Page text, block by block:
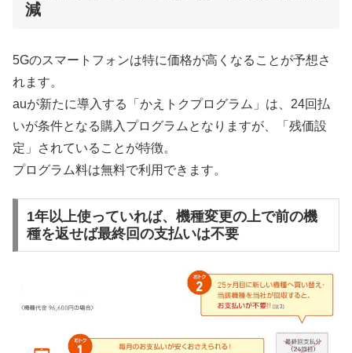
減
5Gのスマートフォンは特に価格が高くなることが予想さ
れます。
auが新たに導入する「かえトクプログラム」は、24回払
いが条件となる購入プログラムとなりますが、「残価設
定」されていることが特徴。
プログラム料は無料で利用できます。
1年以上使っていれば、機種変更の上で前の機
種を返せば最終回の支払いは不要